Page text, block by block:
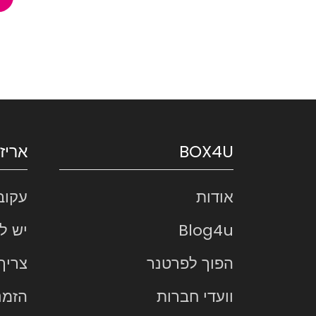
BOX4U
אודות
Blog4u
הפוך לפרטנר
וועדי חברות
יש